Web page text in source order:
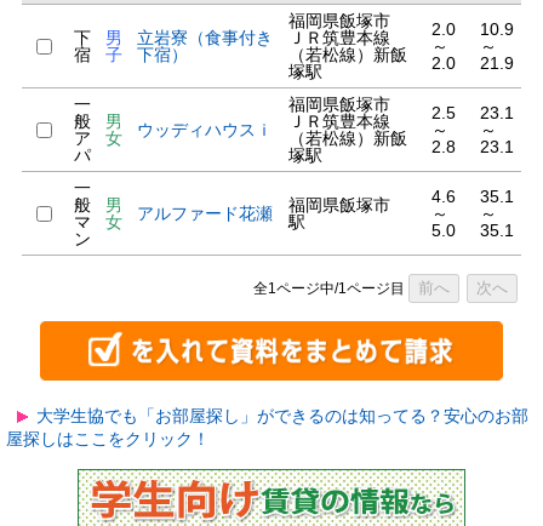
下
宿
男
子
立岩寮（食事付き
下宿）
福岡県飯塚市
ＪＲ筑豊本線
（若松線）新飯
塚駅
2.0
～
2.0
10.9
～
21.9
一
般
ア
パ
男
女
ウッディハウスｉ
福岡県飯塚市
ＪＲ筑豊本線
（若松線）新飯
塚駅
2.5
～
2.8
23.1
～
23.1
一
般
マ
ン
男
女
アルファード花瀬
福岡県飯塚市
駅
4.6
～
5.0
35.1
～
35.1
全1ページ中/1ページ目 前へ 次へ
大学生協でも「お部屋探し」ができるのは知ってる？安心のお部
屋探しはここをクリック！